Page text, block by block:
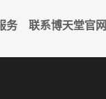
务 联系博天堂官网